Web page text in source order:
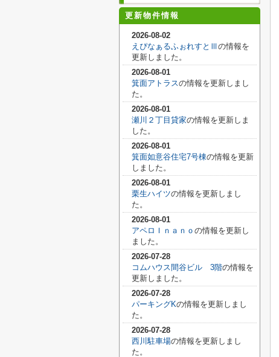
更新物件情報
2026-08-02
えぴなぁるふぉれすとⅢ の情報を
更新しました。
2026-08-01
箕面アトラスの情報を更新しまし
た。
2026-08-01
瀬川２丁目貸家の情報を更新しま
した。
2026-08-01
箕面如意谷住宅7号棟の情報を更新
しました。
2026-08-01
栗生ハイツの情報を更新しまし
た。
2026-08-01
アペロＩｎａｎｏ の情報を更新し
ました。
2026-07-28
コムハウス間谷ビル 3階の情報を
更新しました。
2026-07-28
パーキングKの情報を更新しまし
た。
2026-07-28
西川駐車場の情報を更新しまし
た。